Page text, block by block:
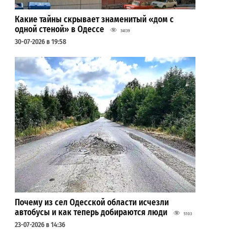
Какие тайны скрывает знаменитый «дом с
одной стеной» в Одессе
34139
30-07-2026 в 19:58
Почему из сел Одесской области исчезли
автобусы и как теперь добираются люди
5103
23-07-2026 в 14:36